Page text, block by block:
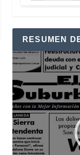
RESUMEN
Reproductor
de
vídeo